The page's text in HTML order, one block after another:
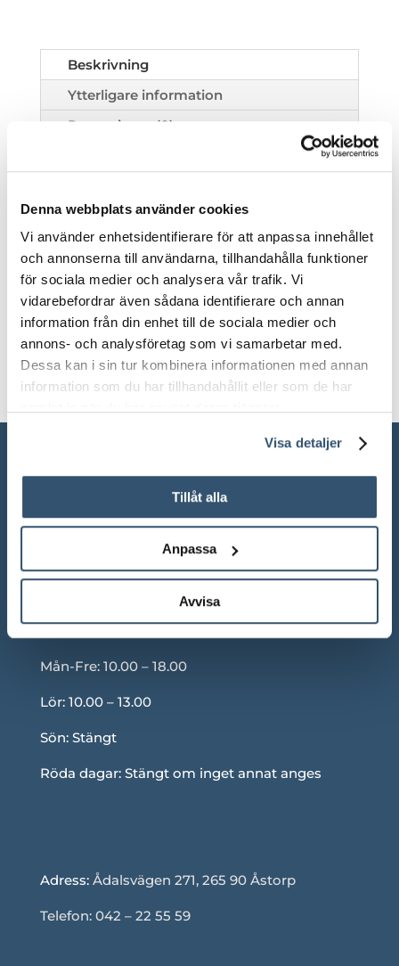
Denna webbplats använder cookies
Vi använder enhetsidentifierare för att anpassa innehållet
och annonserna till användarna, tillhandahålla funktioner
för sociala medier och analysera vår trafik. Vi
vidarebefordrar även sådana identifierare och annan
information från din enhet till de sociala medier och
annons- och analysföretag som vi samarbetar med.
Dessa kan i sin tur kombinera informationen med annan
information som du har tillhandahållit eller som de har
Visa detaljer
Tillåt alla
Anpassa
Avvisa
Beskrivning
Ytterligare information
Recensioner (0)
Kiruna stone är en poolsten i exlusiv
nordliga klimat. Halkfri yta. Finns även
som marksten. Finns flertal färger ring
för pris info samt leveranstid.
Mån-Fre: 10.00 – 18.00
Lör: 10.00 – 13.00
Sön: Stängt
Röda dagar: Stängt om inget annat anges
Adress: Ådalsvägen 271, 265 90 Åstorp
Telefon: 042 – 22 55 59